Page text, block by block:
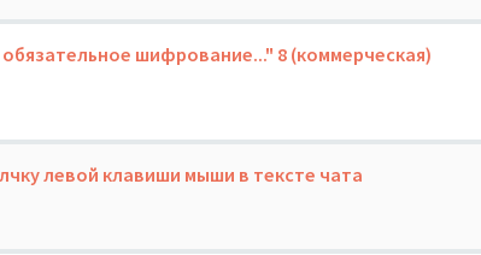
шифрование..." 8 (коммерческая)
левой клавиши мыши в тексте чата